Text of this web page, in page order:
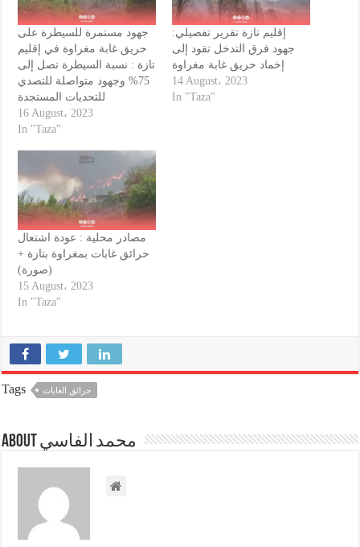
جهود مستمرة للسيطرة على
حريق غابة مغراوة في إقليم
تازة : نسبة السيطرة تصل إلى
75% وجهود متواصلة للتصدي
للتحديات المستجدة
16 August، 2023
In "Taza"
إقليم تازة تقرير تفصيلي:
جهود فرق التدخل تقود إلى
إخماد حريق غابة مغراوة
14 August، 2023
In "Taza"
مصادر محلية : عودة اشتعال
حرائق غابات بمغراوة بتازة +
(صورة)
15 August، 2023
In "Taza"
Tags حرائق الغابات
About محمد الفاسي